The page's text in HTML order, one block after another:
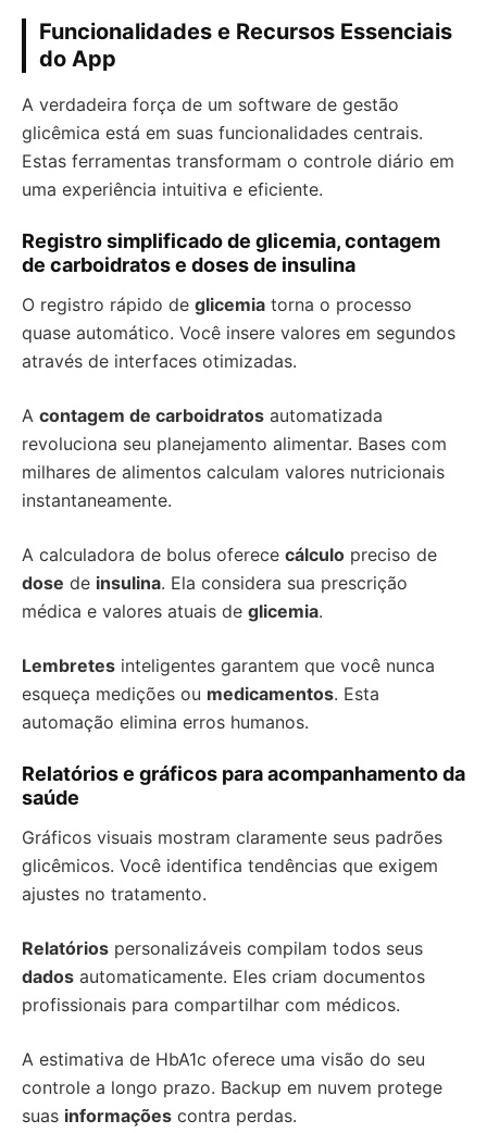
Funcionalidades e Recursos Essenciais
do App
A verdadeira força de um software de gestão
glicêmica está em suas funcionalidades centrais.
Estas ferramentas transformam o controle diário em
uma experiência intuitiva e eficiente.
Registro simplificado de glicemia, contagem
de carboidratos e doses de insulina
O registro rápido de glicemia torna o processo
quase automático. Você insere valores em segundos
através de interfaces otimizadas.
A contagem de carboidratos automatizada
revoluciona seu planejamento alimentar. Bases com
milhares de alimentos calculam valores nutricionais
instantaneamente.
A calculadora de bolus oferece cálculo preciso de
dose de insulina. Ela considera sua prescrição
médica e valores atuais de glicemia.
Lembretes inteligentes garantem que você nunca
esqueça medições ou medicamentos. Esta
automação elimina erros humanos.
Relatórios e gráficos para acompanhamento da
saúde
Gráficos visuais mostram claramente seus padrões
glicêmicos. Você identifica tendências que exigem
ajustes no tratamento.
Relatórios personalizáveis compilam todos seus
dados automaticamente. Eles criam documentos
profissionais para compartilhar com médicos.
A estimativa de HbA1c oferece uma visão do seu
controle a longo prazo. Backup em nuvem protege
suas informações contra perdas.